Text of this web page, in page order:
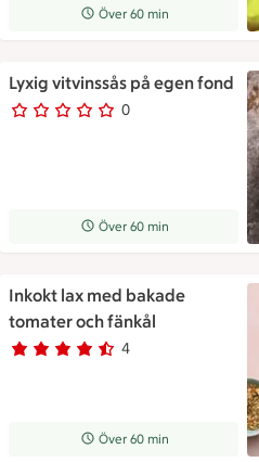
Receptet tar Över 60 min att
Över 60 min
Lyxig vitvinssås på egen fond
0
0 personer har röstat
Receptet tar Över 60 min att
Över 60 min
Inkokt lax med bakade
tomater och fänkål
Betyg 4.5 av 5. 4
4 personer har röstat
Receptet tar Över 60 min att
Över 60 min